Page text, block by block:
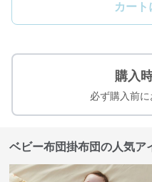
カート
購入
必ず購入前に
ベビー布団掛布団の人気ア